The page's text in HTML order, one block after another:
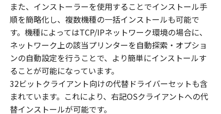
また、インストーラーを使用することでインストール手
順を簡略化し、複数機種の一括インストールも可能で
す。機種によってはTCP/IPネットワーク環境の場合に、
ネットワーク上の該当プリンターを自動探索・オプショ
ンの自動設定を行うことで、より簡単にインストールす
ることが可能になっています。
32ビットクライアント向けの代替ドライバーセットも含
まれています。これにより、右記OSクライアントへの代
替インストールが可能です。